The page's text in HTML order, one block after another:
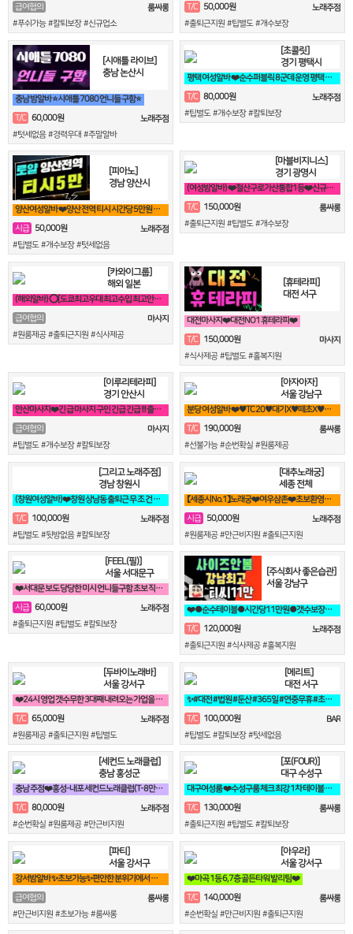
급여협의
룸싸롱
#푸쉬가능 #칼퇴보장 #신규업소
T/C 50,000원
노래주점
#출퇴근지원 #팁별도 #개수보장
[시애틀 라이브]
충남 논산시
충남 밤알바 ⭐시애틀 7080 언니들 구함⭐
T/C 60,000원
노래주점
#텃세없음 #경력우대 #주말알바
[초콜릿]
경기 평택시
평택 여성알바 ❤️순수퍼블릭 8군데 운영 평택 8만원❤️
T/C 80,000원
노래주점
#팁별도 #개수보장 #칼퇴보장
[피아노]
경남 양산시
양산여성알바 ❤️양산 전역 티시 시간당 5만원 30세 ~ 50세❤️
시급
50,000원
노래주점
#팁별도 #개수보장 #텃세없음
[마블비지니스]
경기 광명시
(여성밤알바) ❤️철산구로가산통합1등❤️신규여성모집❤️
T/C 150,000원
룸싸롱
#출퇴근지원 #팁별도 #개수보장
[카와이그룹]
해외 일본
(해외알바) ⭕[도쿄최고우대 최고수입 최고안전보장]⭕
급여협의
마사지
#원룸제공 #출퇴근지원 #식사제공
[휴테라피]
대전 서구
대전마사지❤️대전NO1 휴테라피❤️
T/C 150,000원
마사지
#식사제공 #팁별도 #홀복지원
[이루리테라피]
경기 안산시
안산마사지❤️긴 급 마사지 구인 긴급 긴급 !!! 출장 관리사 구인❤️
급여협의
마사지
#팁별도 #개수보장 #칼퇴보장
[아자아자]
서울 강남구
분당 여성알바 ❤️♥TC 20♥대기X♥떼초X♥분당1등♥❤️
T/C 190,000원
룸싸롱
#선불가능 #순번확실 #원룸제공
[그리고 노래주점]
경남 창원시
(창원여성알바)❤️창원 상남동 출퇴근 무 조 건 연락!❤️ 룸알바 룸보도
T/C
100,000원
노래주점
#팁별도 #뒷방없음 #칼퇴보장
[대추노래궁]
세종 전체
【세종시No.1】노래궁❤️여우삼촌❤️초보환영❤️가족분위기❤️365일출근
시급 50,000원
노래주점
#원룸제공 #만근비지원 #출퇴근지원
[FEEL(필)]
서울 서대문구
❤️서대문 보도 당당한 미시 언니들구함 초보 직장인 투잡 알바도 가능❤️
시급 60,000원
노래주점
#출퇴근지원 #팁별도 #칼퇴보장
[주식회사 좋은습관]
서울 강남구
❤️●순수테이블●시간당11만원●갯수보장제●❤️
T/C 120,000원
노래주점
#출퇴근지원 #식사제공 #홀복지원
[두바이노래바]
서울 강서구
❤️24시 영업 갯수무한 3대째 내려오는 가업을 이어받아 젊은실장 3명❤️
T/C 65,000원
노래주점
#원룸제공 #출퇴근지원 #팁별도
[메리트]
대전 서구
✨#대전 #법원 #둔산 #365일 #연중무휴 #초보자환영 #당일지급 #✨
T/C 100,000원
BAR
#팁별도 #칼퇴보장 #텃세없음
[세컨드 노래클럽]
충남 홍성군
충남 주점❤️홍성-내포 세컨드노래클럽(T-8만)❤️
T/C 80,000원
노래주점
#순번확실 #원룸제공 #만근비지원
[포(FOUR)]
대구 수성구
대구여성룸 ❤️수성구룸 체크 최강 1차 테이블 전문 tc❤️
T/C 130,000원
룸싸롱
#출퇴근지원 #팁별도 #칼퇴보장
[파티]
서울 강서구
강서밤알바 ✨초보가능✨편안한 분위기에서 일하실분✨
급여협의
룸싸롱
#만근비지원 #초보가능 #룸싸롱
[아우라]
서울 강서구
❤️마곡 1등 6,7층 골든타워 발리팀❤️
T/C 140,000원
룸싸롱
#순번확실 #만근비지원 #출퇴근지원